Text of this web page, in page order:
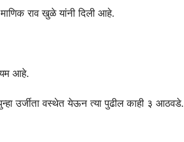
राव खुळे यांनी दिली आहे.
आहे.
उर्जीता वस्थेत येऊन त्या पुढील काही ३ आठवडे.